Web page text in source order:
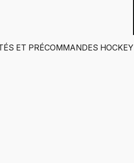
ET PRÉCOMMANDES HOCKEY